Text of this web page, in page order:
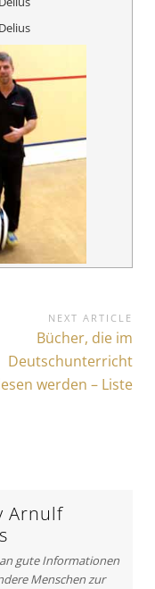
NEXT ARTICLE
N
e
x
l
:
Bücher, die im
Deutschunterricht
werden – Liste
Arnulf
gute Informationen
Menschen zur